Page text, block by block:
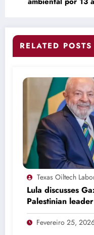
RELATED POSTS
Texas Oiltech
Lula discusses
Palestinian
invitation
Fevereiro 25,